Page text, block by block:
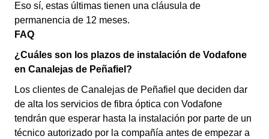
Eso sí, estas últimas tienen una cláusula de
permanencia de 12 meses.
FAQ
¿Cuáles son los plazos de instalación de Vodafone
en Canalejas de Peñafiel?
Los clientes de Canalejas de Peñafiel que deciden dar
de alta los servicios de fibra óptica con Vodafone
tendrán que esperar hasta la instalación por parte de un
técnico autorizado por la compañía antes de empezar a